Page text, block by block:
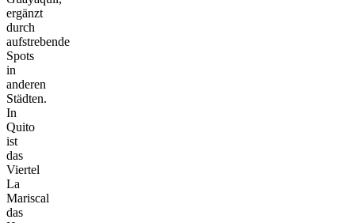
ergänzt
durch
aufstrebende
Spots
in
anderen
Städten.
In
Quito
ist
das
Viertel
La
Mariscal
das